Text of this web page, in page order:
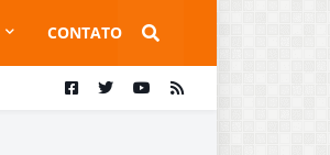
CONTATO